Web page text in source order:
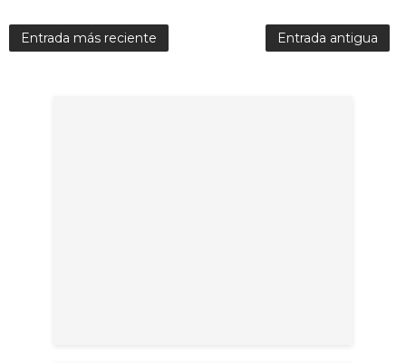
Entrada más reciente Entrada antigua